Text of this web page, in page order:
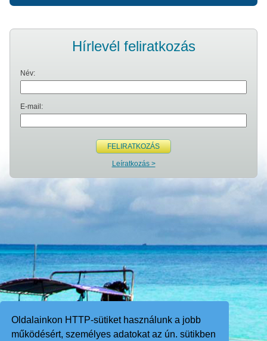
Oldalainkon HTTP-sütiket használunk a jobb
működésért, személyes adatokat az ún. sütikben
Hírlevél feliratkozás
Név:
E-mail:
FELIRATKOZÁS
Leíratkozás >